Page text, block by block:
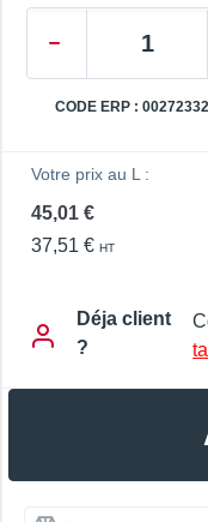
CODE ERP : 00272332
Votre prix au L :
45,01 €
37,51 € HT
Déja client
?